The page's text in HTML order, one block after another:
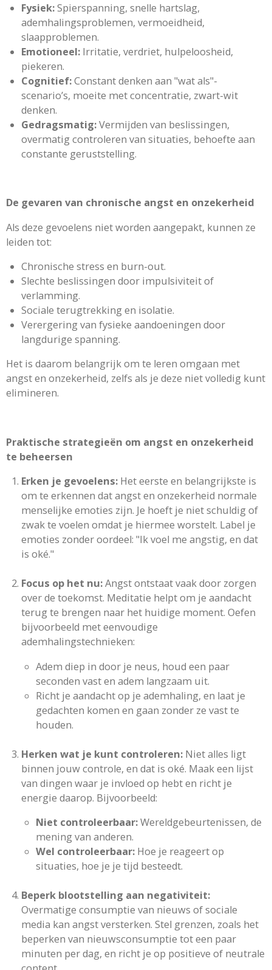
Fysiek:Spierspanning, snelle hartslag,
ademhalingsproblemen, vermoeidheid,
slaapproblemen.
Emotioneel:Irritatie, verdriet, hulpeloosheid,
piekeren.
Cognitief:Constant denken aan "wat als"-
scenario’s, moeite met concentratie, zwart-wit
denken.
Gedragsmatig:Vermijden van beslissingen,
overmatig controleren van situaties, behoefte aan
constante geruststelling.
De gevaren van chronische angst en onzekerheid
Als deze gevoelens niet worden aangepakt, kunnen ze
leiden tot:
Chronische stress en burn-out.
Slechte beslissingen door impulsiviteit of
verlamming.
Sociale terugtrekking en isolatie.
Verergering van fysieke aandoeningen door
langdurige spanning.
Het is daarom belangrijk om te leren omgaan met
angst en onzekerheid, zelfs als je deze niet volledig kunt
elimineren.
Praktische strategieën om angst en onzekerheid
te beheersen
Erken je gevoelens:Het eerste en belangrijkste is
om te erkennen dat angst en onzekerheid normale
menselijke emoties zijn. Je hoeft je niet schuldig of
zwak te voelen omdat je hiermee worstelt. Label je
emoties zonder oordeel: "Ik voel me angstig, en dat
is oké."
Focus op het nu:Angst ontstaat vaak door zorgen
over de toekomst. Meditatie helpt om je aandacht
terug te brengen naar het huidige moment. Oefen
bijvoorbeeld met eenvoudige
ademhalingstechnieken:
Adem diep in door je neus, houd een paar
seconden vast en adem langzaam uit.
Richt je aandacht op je ademhaling, en laat je
gedachten komen en gaan zonder ze vast te
houden.
Herken wat je kunt controleren:Niet alles ligt
binnen jouw controle, en dat is oké. Maak een lijst
van dingen waar je invloed op hebt en richt je
energie daarop. Bijvoorbeeld:
Niet controleerbaar:Wereldgebeurtenissen, de
mening van anderen.
Wel controleerbaar: Hoe je reageert op
situaties, hoe je je tijd besteedt.
Beperk blootstelling aan negativiteit:
Overmatige consumptie van nieuws of sociale
media kan angst versterken. Stel grenzen, zoals het
beperken van nieuwsconsumptie tot een paar
minuten per dag, en richt je op positieve of neutrale